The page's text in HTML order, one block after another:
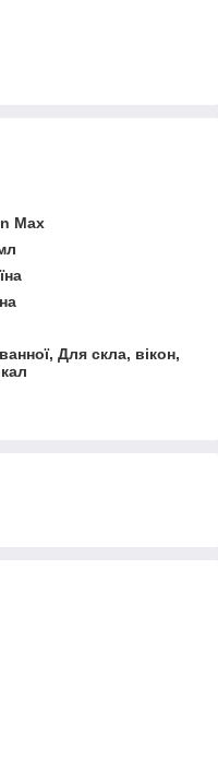
Max
Для скла, вікон,